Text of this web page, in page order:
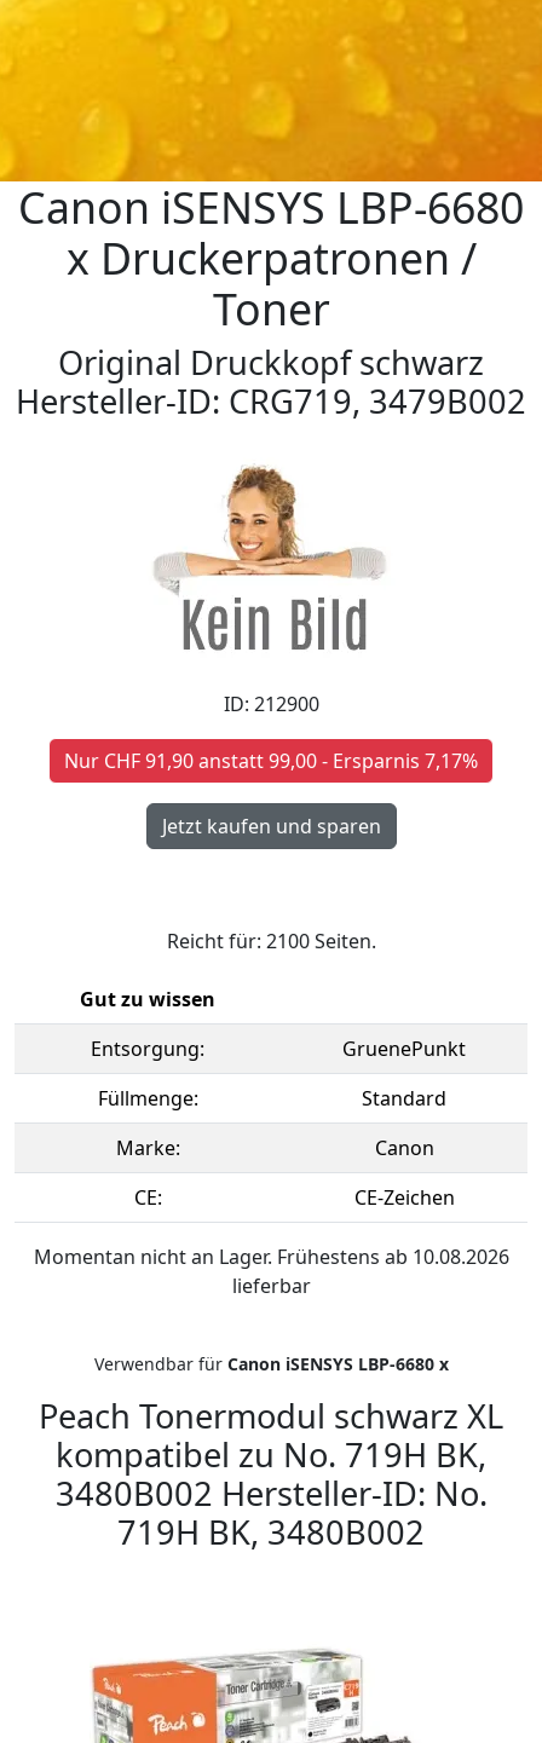
Canon iSENSYS LBP-6680
x Druckerpatronen /
Toner
Original Druckkopf schwarz
Hersteller-ID: CRG719, 3479B002
ID: 212900
Nur CHF 91,90 anstatt 99,00 - Ersparnis 7,17%
Reicht für: 2100 Seiten.
Gut zu wissen
Entsorgung:
GruenePunkt
Füllmenge:
Standard
Marke:
Canon
CE:
CE-Zeichen
Momentan nicht an Lager. Frühestens ab 10.08.2026
lieferbar
Verwendbar für Canon iSENSYS LBP-6680 x
Peach Tonermodul schwarz XL
kompatibel zu No. 719H BK,
3480B002 Hersteller-ID: No.
719H BK, 3480B002